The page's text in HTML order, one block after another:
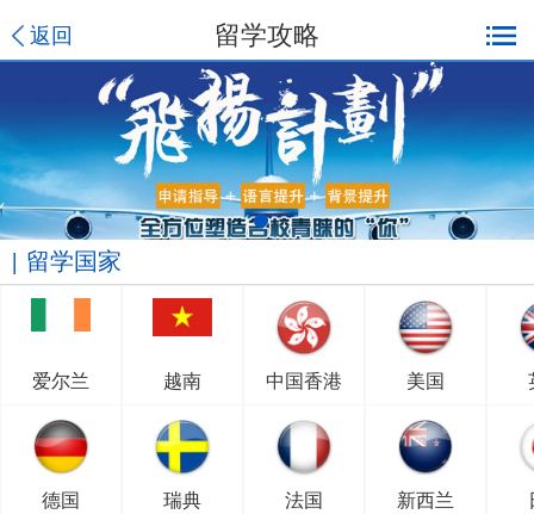
返回 留学攻略
留学国家
爱尔兰 越南 中国香港 美国
德国 瑞典 法国 新西兰